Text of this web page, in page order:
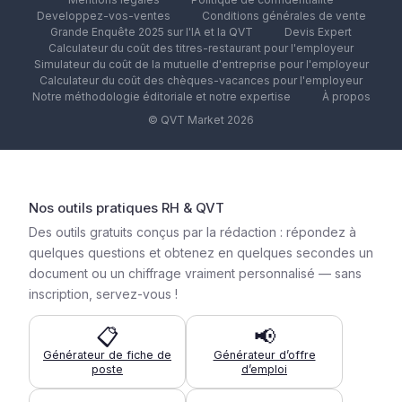
Developpez-vos-ventes
Conditions générales de vente
Grande Enquête 2025 sur l'IA et la QVT
Devis Expert
Calculateur du coût des titres-restaurant pour l'employeur
Simulateur du coût de la mutuelle d'entreprise pour l'employeur
Calculateur du coût des chèques-vacances pour l'employeur
Notre méthodologie éditoriale et notre expertise
À propos
© QVT Market 2026
Nos outils pratiques RH & QVT
Des outils gratuits conçus par la rédaction : répondez à
quelques questions et obtenez en quelques secondes un
document ou un chiffrage vraiment personnalisé — sans
inscription, servez-vous !
📋
Générateur de fiche de
poste
📢
Générateur d’offre
d’emploi